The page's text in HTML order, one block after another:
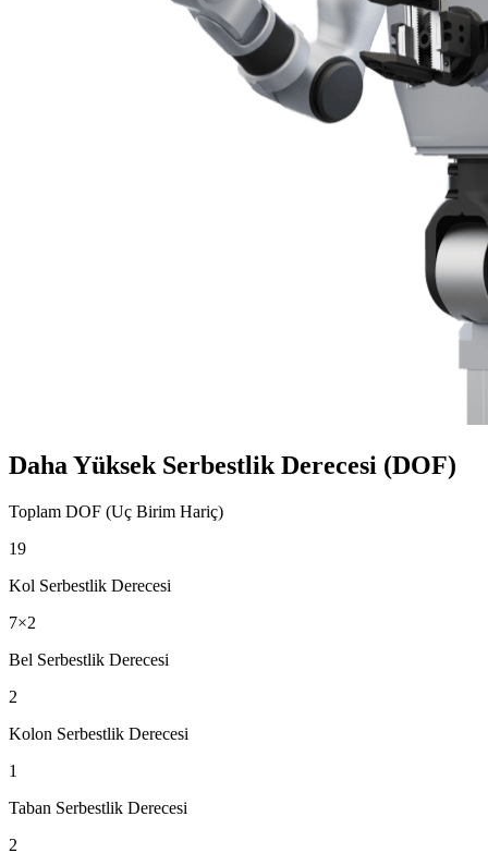
Daha Yüksek Serbestlik Derecesi (DOF)
Toplam DOF (Uç Birim Hariç)
19
Kol Serbestlik Derecesi
7×2
Bel Serbestlik Derecesi
2
Kolon Serbestlik Derecesi
1
Taban Serbestlik Derecesi
2